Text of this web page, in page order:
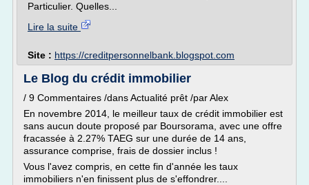
Particulier. Quelles...
Lire la suite
Site : https://creditpersonnelbank.blogspot.com
Le Blog du crédit immobilier
/ 9 Commentaires /dans Actualité prêt /par Alex
En novembre 2014, le meilleur taux de crédit immobilier est
sans aucun doute proposé par Boursorama, avec une offre
fracassée à 2.27% TAEG sur une durée de 14 ans,
assurance comprise, frais de dossier inclus !
Vous l'avez compris, en cette fin d'année les taux
immobiliers n'en finissent plus de s'effondrer....